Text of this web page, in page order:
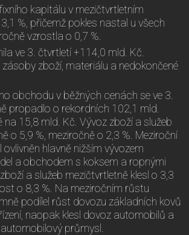
kapitálu v mezičtvrtletním
%, přičemž pokles nastal u všech
vzrostla o 0,7 %.
ve 3. čtvrtletí +114,0 mld. Kč.
zboží, materiálu a nedokončené
obchodu v běžných cenách se ve 3.
propadlo o rekordních 102,1 mld.
na 15,8 mld. Kč. Vývoz zboží a služeb
o 5,9 %, meziročně o 2,3 %. Meziroční
ovlivněn hlavně nižším vývozem
a obchodem s koksem a ropnými
a služeb mezičtvrtletně klesl o 3,3
o 8,3 %. Na meziročním růstu
podílel růst dovozu základních kovů
naopak klesl dovoz automobilů a
průmysl.